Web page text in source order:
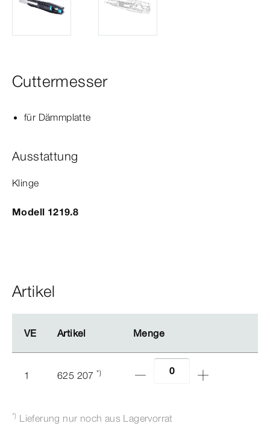
Cuttermesser
für Dämmplatte
Ausstattung
Klinge
Modell 1219.8
Artikel
VE Artikel Menge
VE Artikel Menge
1 625 207*)
*) Lieferung nur noch aus Lagervorrat